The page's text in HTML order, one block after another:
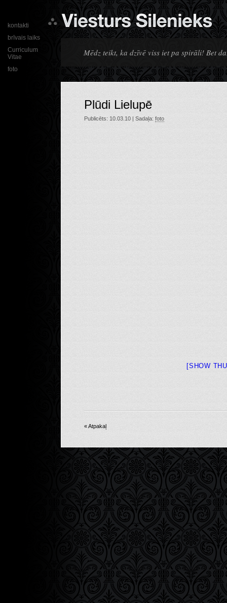
Mēdz teikt, ka dzīvē viss iet pa spirāli! Bet
kontakti
brīvais laiks
Curriculum
Vitae
foto
Plūdi Lielupē
Publicēts: 10.03.10 | Sadaļa: foto
[SHOW
« Atpakaļ